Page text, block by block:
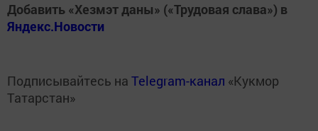
Добавить «Хезмэт даны» («Трудовая слава») в
Яндекс.Новости
Подписывайтесь на Telegram-канал «Кукмор
Татарстан»